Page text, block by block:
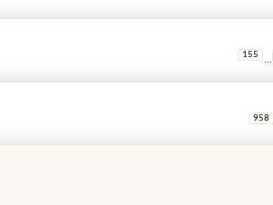
...
155
958